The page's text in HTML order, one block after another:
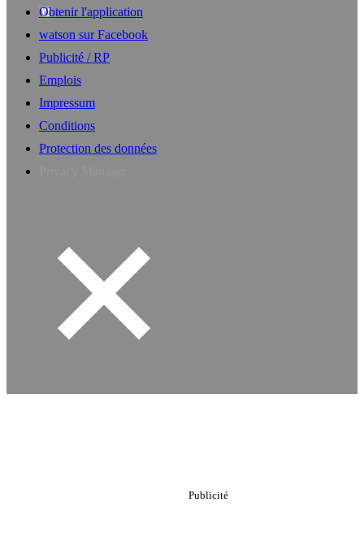
Obtenir l'application
watson sur Facebook
Publicité / RP
Emplois
Impressum
Conditions
Protection des données